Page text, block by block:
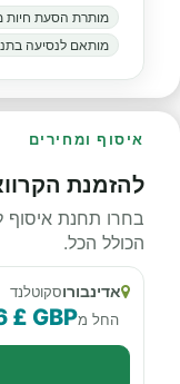
מותרת הסעת
מותאם לנסיעה
איסוף ומחירים
להזמנת
בחרו תחנת איסוף
הכולל הכל.
אדינבורוסקוטלנד
החל מ£ GBP